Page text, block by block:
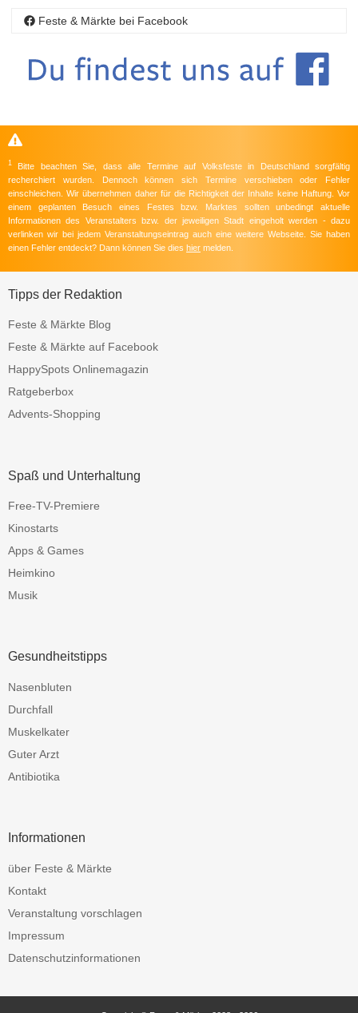
Feste & Märkte bei Facebook
1
Bitte beachten Sie, dass alle Termine auf Volksfeste in Deutschland sorgfältig
recherchiert wurden. Dennoch können sich Termine verschieben oder Fehler
einschleichen. Wir übernehmen daher für die Richtigkeit der Inhalte keine Haftung. Vor
einem geplanten Besuch eines Festes bzw. Marktes sollten unbedingt aktuelle
Informationen des Veranstalters bzw. der jeweiligen Stadt eingeholt werden - dazu
verlinken wir bei jedem Veranstaltungseintrag auch eine weitere Webseite. Sie haben
einen Fehler entdeckt? Dann können Sie dies hier melden.
Tipps der Redaktion
Feste & Märkte Blog
Feste & Märkte auf Facebook
HappySpots Onlinemagazin
Ratgeberbox
Advents-Shopping
Spaß und Unterhaltung
Free-TV-Premiere
Kinostarts
Apps & Games
Heimkino
Musik
Gesundheitstipps
Nasenbluten
Durchfall
Muskelkater
Guter Arzt
Antibiotika
Informationen
über Feste & Märkte
Kontakt
Veranstaltung vorschlagen
Impressum
Datenschutzinformationen